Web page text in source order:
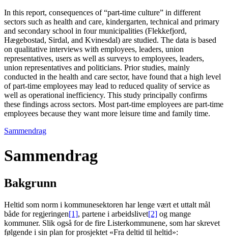
In this report, consequences of “part-time culture” in different
sectors such as health and care, kindergarten, technical and primary
and secondary school in four municipalities (Flekkefjord,
Hægebostad, Sirdal, and Kvinesdal) are studied. The data is based
on qualitative interviews with employees, leaders, union
representatives, users as well as surveys to employees, leaders,
union representatives and politicians. Prior studies, mainly
conducted in the health and care sector, have found that a high level
of part-time employees may lead to reduced quality of service as
well as operational inefficiency. This study principally confirms
these findings across sectors. Most part-time employees are part-time
employees because they want more leisure time and family time.
Sammendrag
Sammendrag
Bakgrunn
Heltid som norm i kommunesektoren har lenge vært et uttalt mål
både for regjeringen[1], partene i arbeidslivet[2] og mange
kommuner. Slik også for de fire Listerkommunene, som har skrevet
følgende i sin plan for prosjektet «Fra deltid til heltid»: